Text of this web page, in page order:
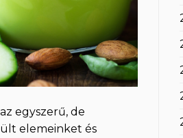
egyszerű, de
elemeinket és